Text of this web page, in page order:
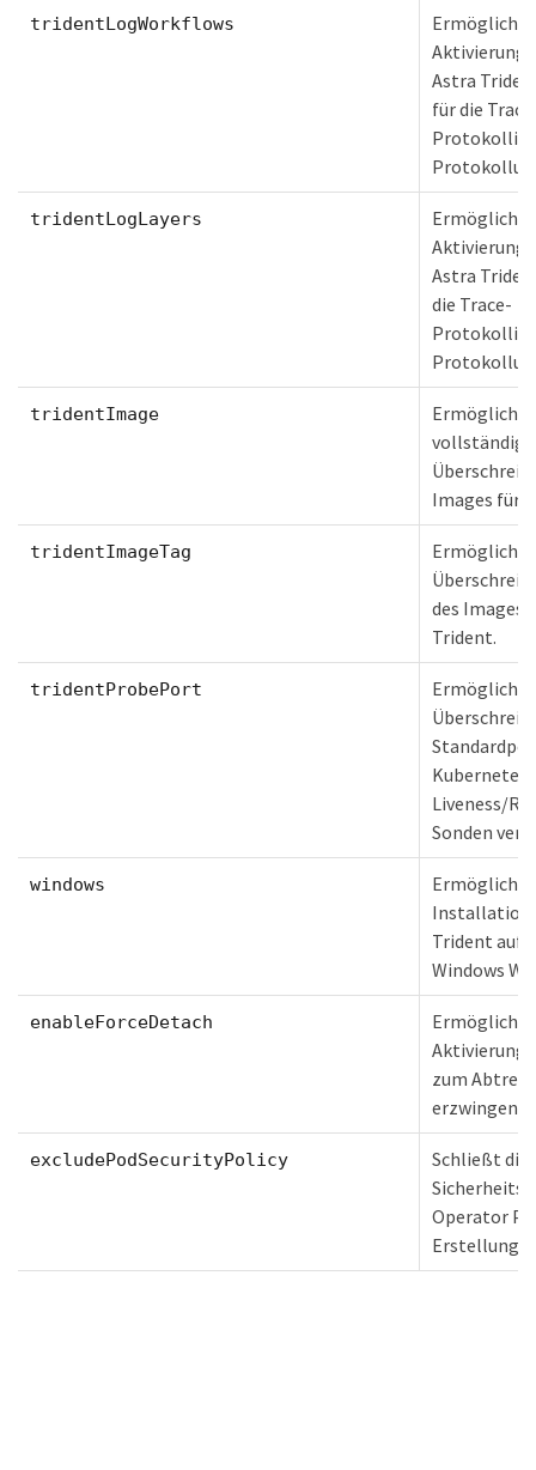
tridentLogWorkflows
Ermöglicht
Aktivierung
Astra
für die
tridentLogLayers
Ermöglicht
Aktivierung
Astra
die Trace-
tridentImage
Ermöglicht
vollständige
Images für
tridentImageTag
Ermöglicht
des Images
Trident.
tridentProbePort
Ermöglicht
Kubernetes
Liveness/
Sonden
windows
Ermöglicht
Installation
Trident auf
Windows
enableForceDetach
Ermöglicht
Aktivierung
zum
erzwingen.
excludePodSecurityPolicy
Schließt die
Operator
Erstellung